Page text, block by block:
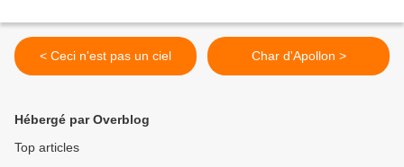
< Ceci n'est pas un ciel Char d'Apollon >
Hébergé par Overblog
Top articles